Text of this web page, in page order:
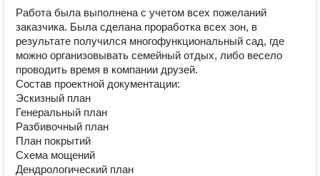
Работа была выполнена с учетом всех пожеланий
заказчика. Была сделана проработка всех зон, в
результате получился многофункциональный сад, где
можно организовывать семейный отдых, либо весело
проводить время в компании друзей.
Состав проектной документации:
Эскизный план
Генеральный план
Разбивочный план
План покрытий
Схема мощений
Дендрологический план